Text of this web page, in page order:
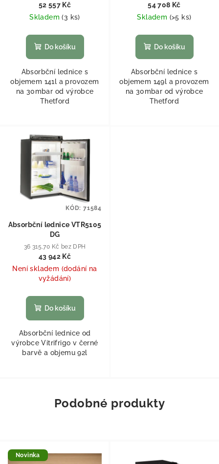
52 557 Kč
Skladem(3 ks)
Do košíku
Absorbční lednice s
objemem 141l a provozem
na 30mbar od výrobce
Thetford
54 708 Kč
Skladem (>5 ks)
Do košíku
Absorbční lednice s
objemem 149l a provozem
na 30mbar od výrobce
Thetford
Absorbční lednice VTR5105
DG
36 315,70 Kč bez DPH
43 942 Kč
Není skladem (dodání na
vyžádání)
Do košíku
Absorbční lednice od
výrobce Vitrifrigo v černé
barvě a objemu 92l
KÓD: 71584
Podobné produkty
Novinka